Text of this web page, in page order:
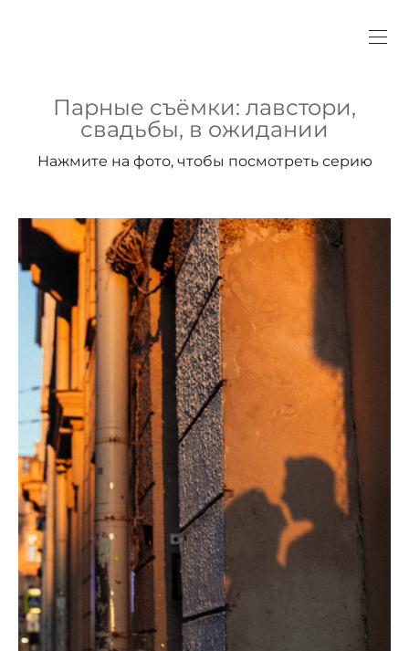
Парные съёмки: лавстори,
свадьбы, в ожидании
Нажмите на фото, чтобы посмотреть серию